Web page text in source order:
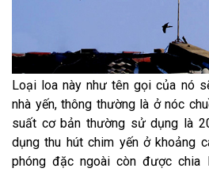
Loại loa này như tên gọi của nó
nhà yến, thông thường là ở nóc
suất cơ bản thường sử dụng là
dụng thu hút chim yến ở khoảng
phóng đặc ngoài còn được